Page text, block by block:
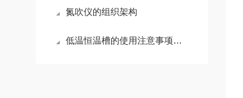
氮吹仪的组织架构
低温恒温槽的使用注意事项和使用方法